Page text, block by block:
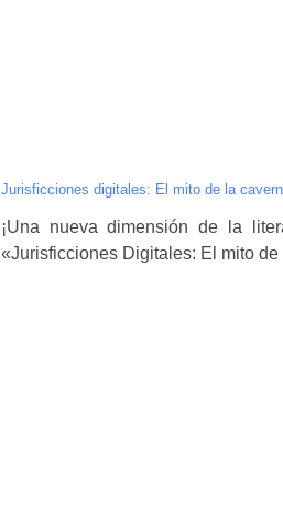
Jurisficciones digitales: El mito de la
¡Una nueva dimensión de la
«Jurisficciones Digitales: El mito